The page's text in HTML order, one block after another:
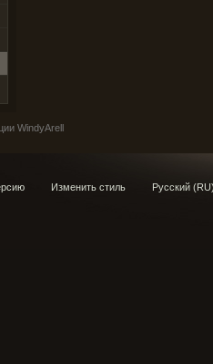
WindyArell
Изменить стиль Русский